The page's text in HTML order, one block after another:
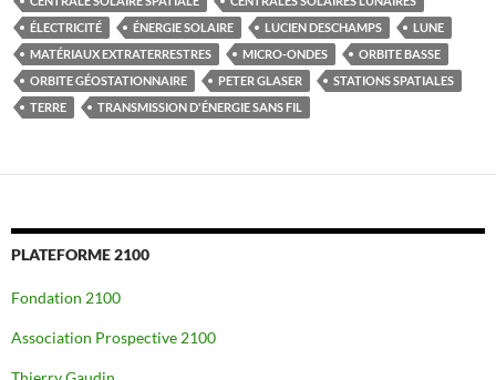
ÉLECTRICITÉ
ÉNERGIE SOLAIRE LUCIEN DESCHAMPS
LUNE
MATÉRIAUX EXTRATERRESTRES
MICRO-ONDES
ORBITE BASSE
ORBITE GÉOSTATIONNAIRE
PETER GLASER
STATIONS SPATIALES
TERRE
TRANSMISSION D'ÉNERGIE SANS FIL
PLATEFORME 2100
Fondation 2100
Association Prospective 2100